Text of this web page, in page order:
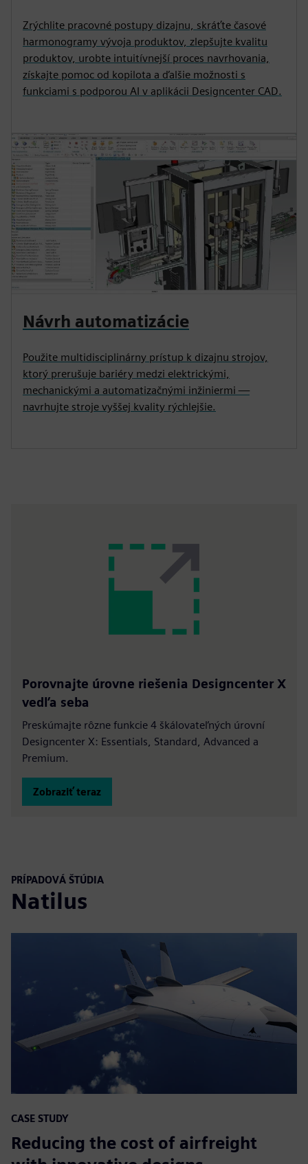
Zrýchlite pracovné postupy dizajnu, skráťte časové
harmonogramy vývoja produktov, zlepšujte kvalitu
produktov, urobte intuitívnejší proces navrhovania,
získajte pomoc od kopilota a ďalšie možnosti s
funkciami s podporou AI v aplikácii Designcenter CAD.
Návrh automatizácie
Použite multidisciplinárny prístup k dizajnu strojov,
ktorý prerušuje bariéry medzi elektrickými,
mechanickými a automatizačnými inžiniermi —
navrhujte stroje vyššej kvality rýchlejšie.
Porovnajte úrovne riešenia Designcenter X
vedľa seba
Preskúmajte rôzne funkcie 4 škálovateľných úrovní
Designcenter X: Essentials, Standard, Advanced a
Premium.
Zobraziť teraz
PRÍPADOVÁ ŠTÚDIA
Natilus
CASE STUDY
Reducing the cost of airfreight